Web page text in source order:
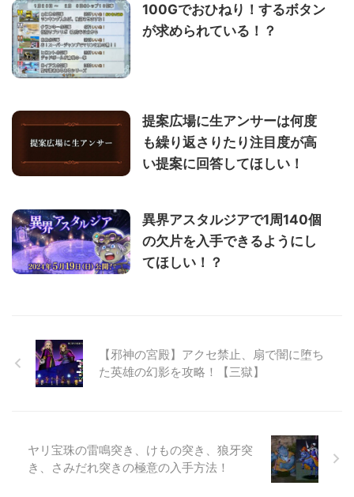
100Gでおひねり！するボタン
が求められている！？
提案広場に生アンサーは何度
も繰り返さりたり注目度が高
い提案に回答してほしい！
異界アスタルジアで1周140個
の欠片を入手できるようにし
てほしい！？
【邪神の宮殿】アクセ禁止、扇で闇に堕ち
た英雄の幻影を攻略！【三獄】
ヤリ宝珠の雷鳴突き、けもの突き、狼牙突
き、さみだれ突きの極意の入手方法！